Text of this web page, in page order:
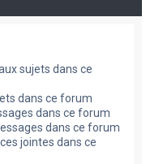
sujets dans ce
dans ce forum
dans ce forum
dans ce forum
jointes dans ce